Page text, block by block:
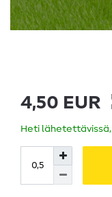
4,50 EUR
Heti